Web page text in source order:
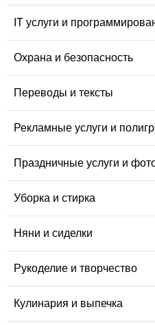
IT услуги и
Охрана и безопасность
Переводы и тексты
Рекламные услуги и
Праздничные услуги и
Уборка и стирка
Няни и сиделки
Рукоделие и творчество
Кулинария и выпечка